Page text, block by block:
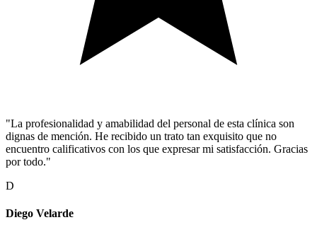
"La profesionalidad y amabilidad del personal de esta clínica son
dignas de mención. He recibido un trato tan exquisito que no
encuentro calificativos con los que expresar mi satisfacción. Gracias
por todo."
D
Diego Velarde